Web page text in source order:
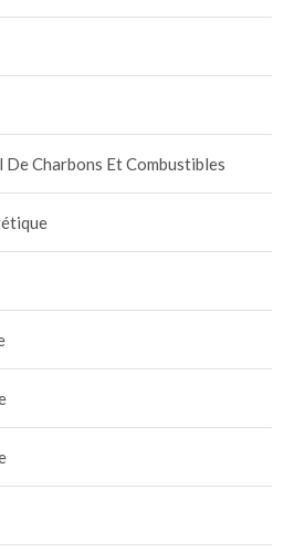
Charbons Et Combustibles